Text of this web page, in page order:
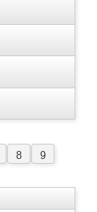
8
9